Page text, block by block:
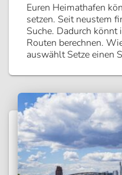
Euren Heimathafen
setzen. Seit neustem
Suche. Dadurch
Routen berechnen.
auswählt Setze einen